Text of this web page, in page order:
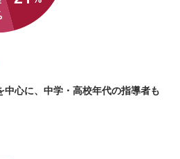
中心に、中学・高校年代の指導者も